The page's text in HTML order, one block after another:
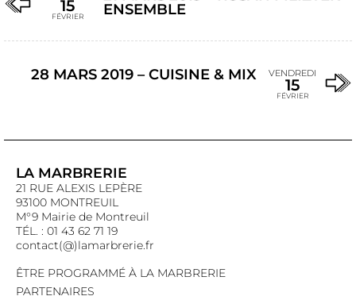
15
FÉVRIER ENSEMBLE
28 MARS 2019 – CUISINE & MIX VENDREDI
15
FÉVRIER
LA MARBRERIE
21 RUE ALEXIS LEPÈRE
93100 MONTREUIL
M°9 Mairie de Montreuil
TÉL. : 01 43 62 71 19
contact(@)lamarbrerie.fr
ÊTRE PROGRAMMÉ À LA MARBRERIE
PARTENAIRES